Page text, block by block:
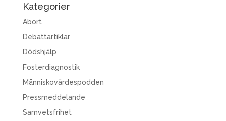
Kategorier
Abort
Debattartiklar
Dödshjälp
Fosterdiagnostik
Människovärdespodden
Pressmeddelande
Samvetsfrihet